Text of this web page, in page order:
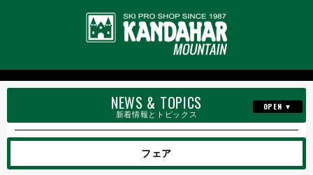
NEWS & TOPICS
新着情報とトピックス
セールのお知らせ
イベント情報
フェア